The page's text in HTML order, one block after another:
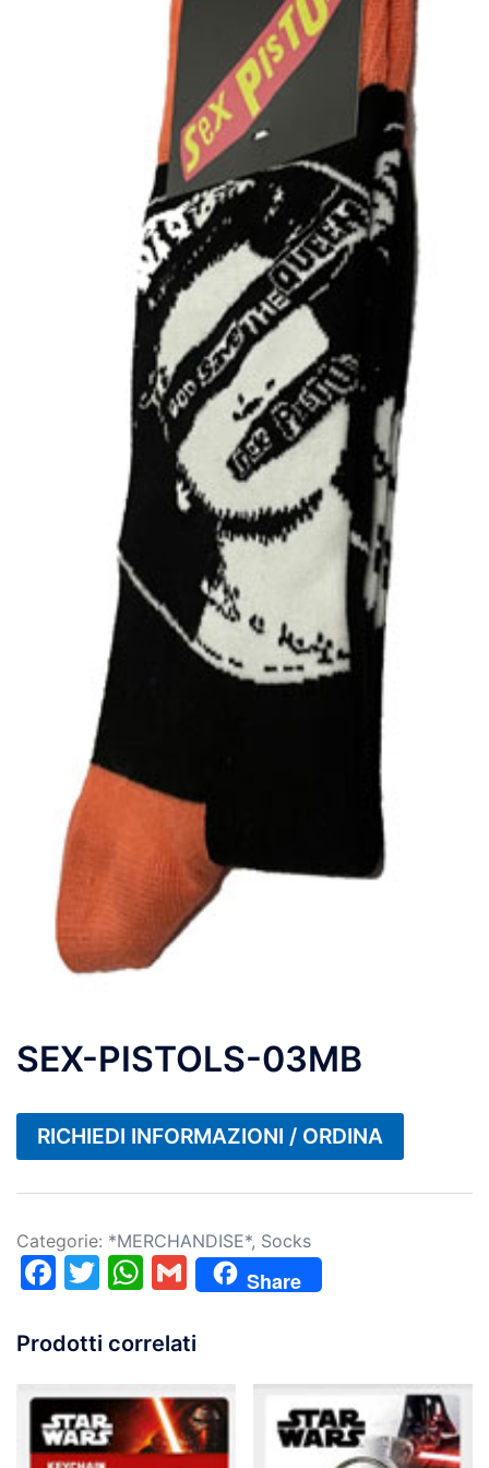
SEX-PISTOLS-03MB
RICHIEDI INFORMAZIONI / ORDINA
Categorie: *MERCHANDISE*, Socks
Facebook
Twitter
WhatsApp
Gmail
Share
Prodotti correlati